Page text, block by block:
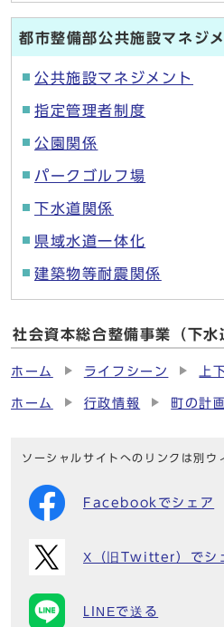
都市整備部公共施設マネジ
公共施設マネジメント
指定管理者制度
公園関係
パークゴルフ場
下水道関係
県域水道一体化
建築物等耐震関係
社会資本総合整備事業（下水
ホーム ライフシーン 上
ホーム 行政情報 町の計画
ソーシャルサイトへのリンクは別ウ
Facebookでシェア
X（旧Twitter）でシ
LINEで送る